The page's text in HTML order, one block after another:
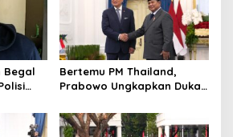
Begal
Bertemu PM Thailand,
Prabowo Ungkapkan Duka
Selamat Ulang Tahun ke
Raja Thailand